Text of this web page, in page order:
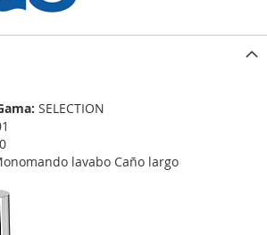
SELECTION
lavabo Caño largo